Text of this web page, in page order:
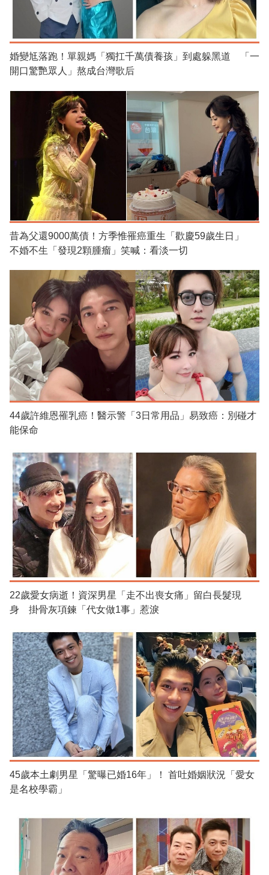
婚變尪落跑！單親媽「獨扛千萬債養孩」到處躲黑道 「一
開口驚艷眾人」熬成台灣歌后
昔為父還9000萬債！方季惟罹癌重生「歡慶59歲生日」
不婚不生「發現2顆腫瘤」笑喊：看淡一切
44歲許維恩罹乳癌！醫示警「3日常用品」易致癌：別碰才
能保命
22歲愛女病逝！資深男星「走不出喪女痛」留白長髮現
身 掛骨灰項鍊「代女做1事」惹淚
45歲本土劇男星「驚曝已婚16年」！ 首吐婚姻狀況「愛女
是名校學霸」